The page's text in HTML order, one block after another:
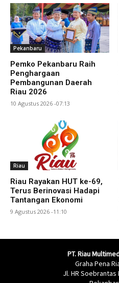
Pekanbaru
Pemko Pekanbaru Raih
Penghargaan
Pembangunan Daerah
Riau 2026
10 Agustus 2026 -07:13
Riau
Riau Rayakan HUT ke-69,
Terus Berinovasi Hadapi
Tantangan Ekonomi
9 Agustus 2026 -11:10
PT. Riau
Graha Pena
Jl. HR Soebrantas